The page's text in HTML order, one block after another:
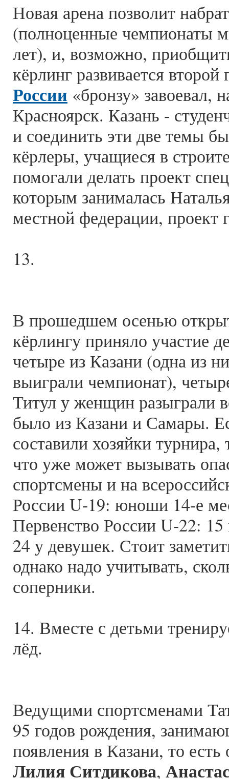
Новая арена позволит
(полноценные чемпионаты
лет), и, возможно,
кёрлинг развивается
России «бронзу»
Красноярск. Казань -
и соединить эти две темы
кёрлеры, учащиеся в
помогали делать проект
которым занималась
местной федерации, проект
13.
В прошедшем осенью
кёрлингу приняло участие
четыре из Казани (одна из
выиграли чемпионат),
Титул у женщин разыграли
было из Казани и Самары.
составили хозяйки
что уже может вызывать
спортсмены и на
России U-19: юноши 14-е
Первенство России U-22:
24 у девушек. Стоит
однако надо учитывать,
соперники.
14. Вместе с детьми
лёд.
Ведущими спортсменами
95 годов рождения,
появления в Казани, то
Лилия Ситдикова,